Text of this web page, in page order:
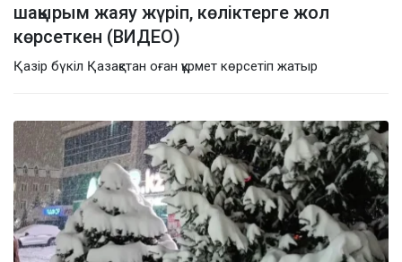
шақырым жаяу жүріп, көліктерге жол
көрсеткен (ВИДЕО)
Қазір бүкіл Қазақстан оған құрмет көрсетіп жатыр